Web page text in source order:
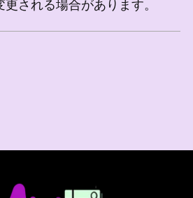
される場合があります。